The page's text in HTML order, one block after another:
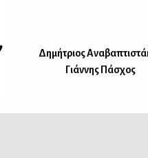
Δημήτριος
Γιάννης Πάσχος